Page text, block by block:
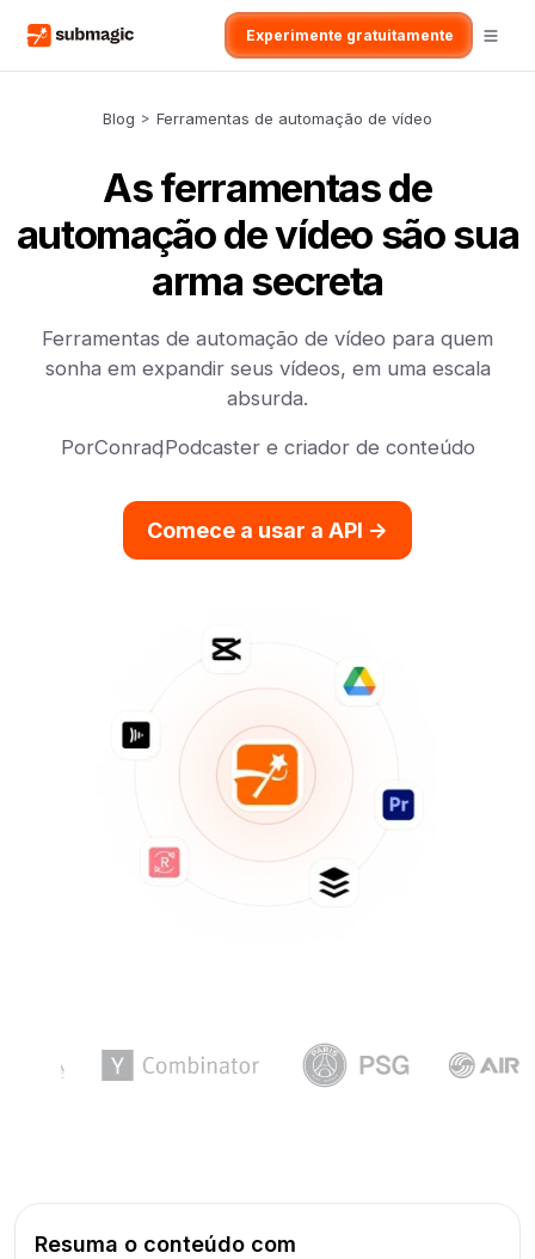
Experimente gratuitamente
Blog > Ferramentas de automação de vídeo
As ferramentas de
automação de vídeo são sua
arma secreta
Ferramentas de automação de vídeo para quem
sonha em expandir seus vídeos, em uma escala
absurda.
PorConrad,Podcaster e criador de conteúdo
Comece a usar a API ->
Resuma o conteúdo com